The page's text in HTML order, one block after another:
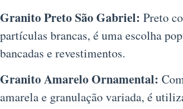
Granito Preto São Gabriel: Preto
partículas brancas, é uma escolha
bancadas e revestimentos.
Granito Amarelo Ornamental:
amarela e granulação variada, é